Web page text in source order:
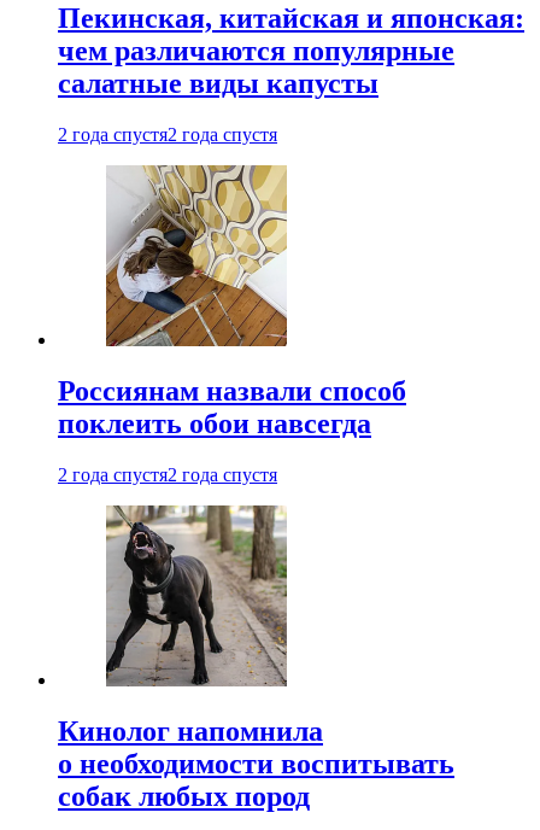
Пекинская, китайская и японская:
чем различаются популярные
салатные виды капусты
2 года спустя2 года спустя
Россиянам назвали способ
поклеить обои навсегда
2 года спустя2 года спустя
Кинолог напомнила
о необходимости воспитывать
собак любых пород